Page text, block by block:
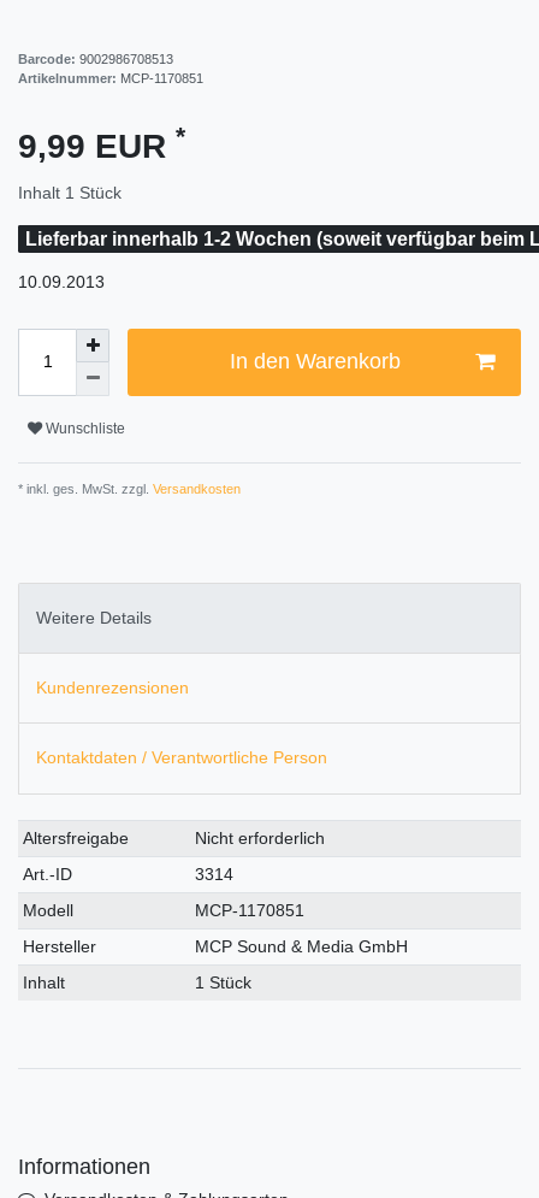
Barcode: 9002986708513
Artikelnummer: MCP-1170851
9,99 EUR *
Inhalt 1 Stück
Lieferbar innerhalb 1-2 Wochen (soweit verfügbar beim
10.09.2013
In den Warenkorb
Wunschliste
* inkl. ges. MwSt. zzgl. Versandkosten
Weitere Details
Kundenrezensionen
Kontaktdaten / Verantwortliche Person
Technisches
Merkmal
Wert
Altersfreigabe
Nicht erforderlich
Art.-ID
3314
Modell
MCP-1170851
Hersteller
MCP Sound & Media GmbH
Inhalt
1 Stück
Informationen